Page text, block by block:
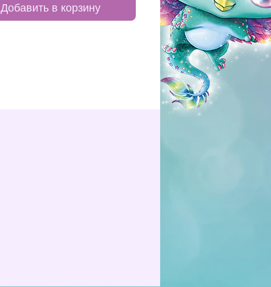
Добавить в корзину